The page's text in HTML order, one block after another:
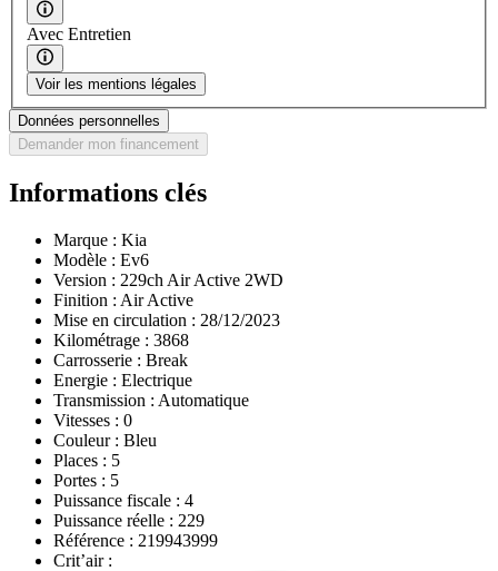
Avec Entretien
Voir les mentions légales
Données personnelles
Demander mon financement
Informations clés
Marque : Kia
Modèle : Ev6
Version : 229ch Air Active 2WD
Finition : Air Active
Mise en circulation : 28/12/2023
Kilométrage : 3868
Carrosserie : Break
Energie : Electrique
Transmission : Automatique
Vitesses : 0
Couleur : Bleu
Places : 5
Portes : 5
Puissance fiscale : 4
Puissance réelle : 229
Référence : 219943999
Crit’air :